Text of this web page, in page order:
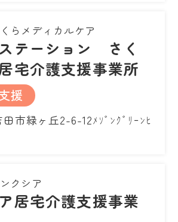
らメディカルケア
テーション さく
宅介護支援事業所
援
市緑ヶ丘2-6-12ﾒｿﾞﾝｸﾞﾘｰﾝﾋ
クシア
居宅介護支援事業